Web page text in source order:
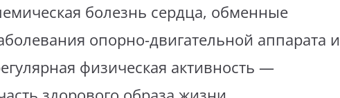
болезнь сердца, обменные
опорно-двигательной аппарата
физическая активность —